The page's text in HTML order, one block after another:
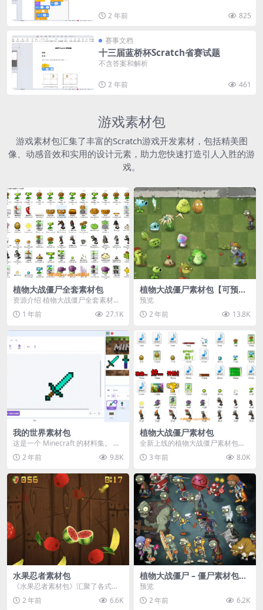
2 年前 825
赛事文档
十三届蓝桥杯Scratch省赛试题
不含答案和解析
2 年前 461
游戏素材包
游戏素材包汇集了丰富的Scratch游戏开发素材，包括精美图
像、动感音效和实用的设计元素，助力您快速打造引人入胜的游
戏。
植物大战僵尸全套素材包
资源介绍 植物大战僵尸全套素材
包，包含227个丰富多样的素材，
涵盖角色、背景、动...
1 年前 27.1K
植物大战僵尸素材包【可预
览】
预览
2 年前
13.8K
我的世界素材包
这是一个 Minecraft 的材料集。 操
作方法如下： 工具 → 右箭头 怪物...
2 年前 9.8K
植物大战僵尸素材包
全新上线的植物大战僵尸素材包，
内含48个精选资源，涵盖角色、场
景、音效等多样内容...
3 年前 8.0K
水果忍者素材包
《水果忍者素材包》汇聚了各式鲜
美诱人的水果图像与清脆悦耳的切
割音效，专为追求极致...
2 年前 6.6K
植物大战僵尸 – 僵尸素材包
【可预览】
预览
2 年前
6.2K